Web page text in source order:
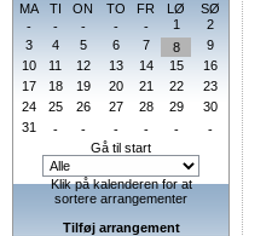
MA
TI ON TO FR LØ
SØ
-
- - - - 1
2
3
4 5 6 7 8
9
10
11 12 13 14 15
16
17
18 19 20 21 22
23
24
25 26 27 28 29
30
31
- - - - -
-
Gå til start
Klik på kalenderen for at
sortere arrangementer
Tilføj arrangement